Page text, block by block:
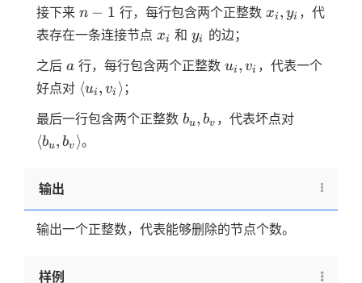
接下来 n
n − 1 行，每行包含两个正整数 x_i,
xi , yi ，代
表存在一条连接节点 x_i
xi 和 y_i
yi
的边；
之后 a
a 行，每行包含两个正整数 u_i,
ui , vi ，代表一个
好点对 \langle
\rangle
⟨ui , vi ⟩ ；
最后一行包含两个正整数 b_u,
bu, bv ，代表坏点对
⟨bu, bv ⟩。
输出
输出一个正整数，代表能够删除的节点个数。
样例